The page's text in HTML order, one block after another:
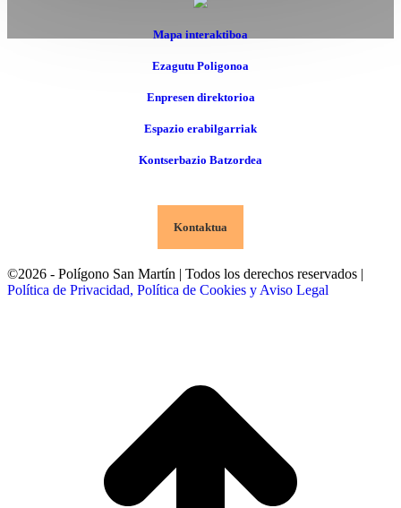
Mapa interaktiboa
Ezagutu Poligonoa
Enpresen direktorioa
Espazio erabilgarriak
Kontserbazio Batzordea
Kontaktua
©2026 - Polígono San Martín | Todos los derechos reservados |
Política de Privacidad, Política de Cookies y Aviso Legal